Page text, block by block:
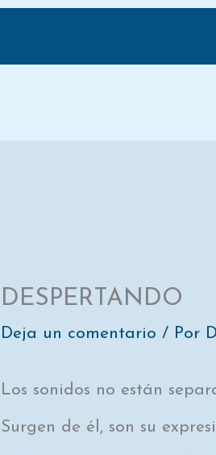
DESPERTANDO
Deja un comentario / Por
Los sonidos no están
Surgen de él, son su